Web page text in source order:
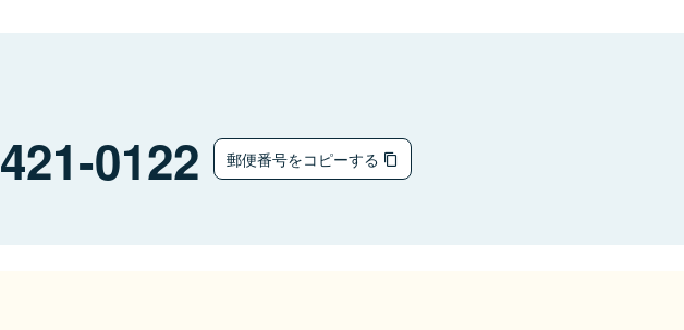
421-0122 郵便番号をコピーする